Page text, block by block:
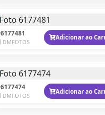
DMFOTOS
Adicionar ao
DMFOTOS
Adicionar ao